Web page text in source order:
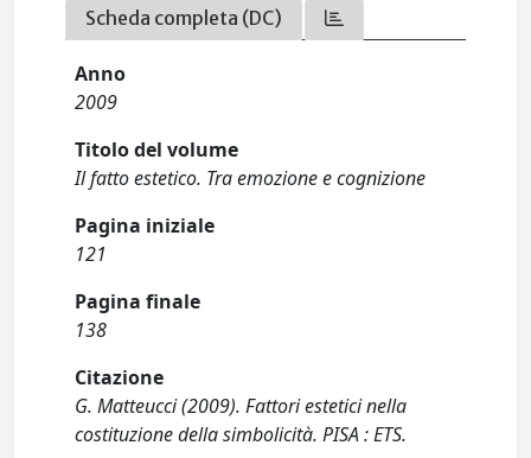
Scheda completa (DC)
Anno
2009
Titolo del volume
Il fatto estetico. Tra emozione e cognizione
Pagina iniziale
121
Pagina finale
138
Citazione
G. Matteucci (2009). Fattori estetici nella
costituzione della simbolicità. PISA : ETS.